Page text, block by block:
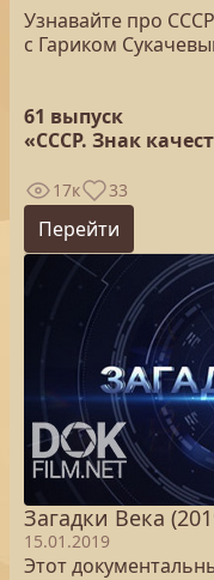
Узнавайте про
с Гариком
61 выпуск
«СССР. Знак
17к 33
Перейти
Загадки Века
15.01.2019
Этот